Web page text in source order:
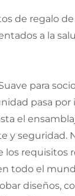
de regalo
a la
para
pasa por
el
y seguridad.
los requisitos
todo el
diseños,